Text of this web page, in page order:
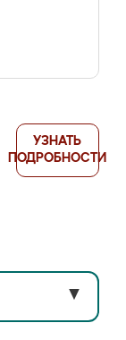
УЗНАТЬ
ПОДРОБНОСТИ
▼